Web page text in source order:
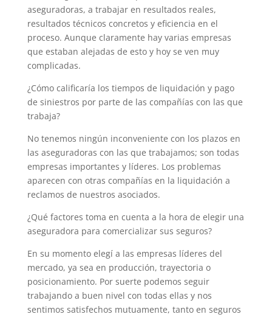
aseguradoras, a trabajar en resultados reales,
resultados técnicos concretos y eficiencia en el
proceso. Aunque claramente hay varias empresas
que estaban alejadas de esto y hoy se ven muy
complicadas.
¿Cómo calificaría los tiempos de liquidación y pago
de siniestros por parte de las compañías con las que
trabaja?
No tenemos ningún inconveniente con los plazos en
las aseguradoras con las que trabajamos; son todas
empresas importantes y líderes. Los problemas
aparecen con otras compañías en la liquidación a
reclamos de nuestros asociados.
¿Qué factores toma en cuenta a la hora de elegir una
aseguradora para comercializar sus seguros?
En su momento elegí a las empresas líderes del
mercado, ya sea en producción, trayectoria o
posicionamiento. Por suerte podemos seguir
trabajando a buen nivel con todas ellas y nos
sentimos satisfechos mutuamente, tanto en seguros